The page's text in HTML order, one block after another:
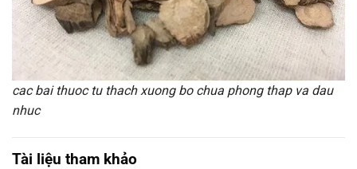
cac bai thuoc tu thach xuong bo chua phong thap va dau
nhuc
Tài liệu tham khảo